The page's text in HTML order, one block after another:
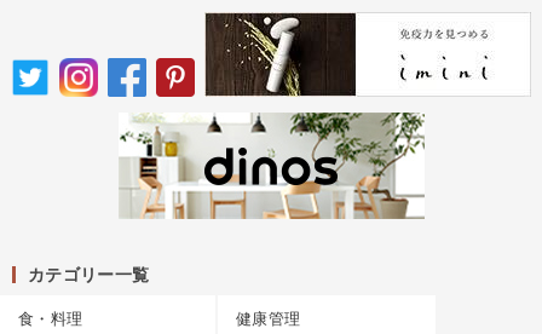
カテゴリー一覧
食・料理 健康管理